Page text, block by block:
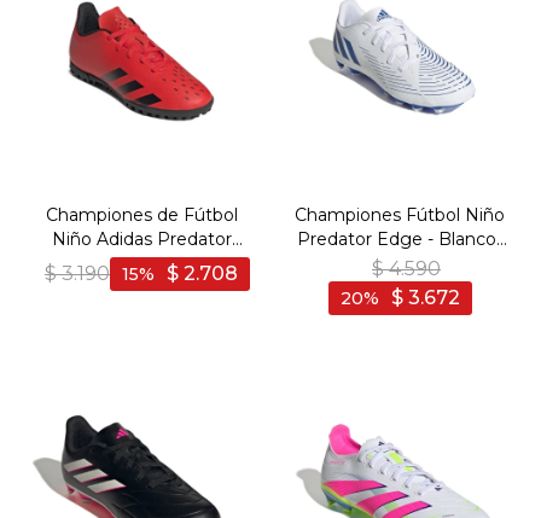
Championes de Fútbol
Niño Adidas Predator
Freack .4 T - Rojo-Negro
$ 3.190 $ 2.708
15
Championes Fútbol Niño
Predator Edge - Blanco-
Azul
$ 4.590
$ 3.672
20